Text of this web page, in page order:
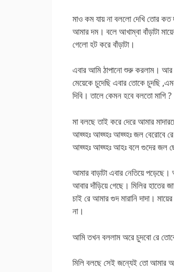
মাও কম যায় না বললো দেখি তোর
আমার দম। বলে আখাম্বা বাঁড়াটা
গেলো হট করে বাঁড়াটা।
এবার আমি ঠাপানো শুরু করলাম। আর
মেয়েকে চুদেছি এবার তোকে চুদছি
দিবি। তালে কেমন হবে বলতো মাগি ?
মা বলছে তাই করে দেরে আমার
আহ্হ্হঃ আহ্হ্হঃ আহ্হ্হঃ জল বেরোবে
আহ্হ্হঃ আহ্হ্হঃ আহঃ বলে গুদের জল
আমার বাড়াটা এবার নেতিয়ে পড়েছে।
আবার দাঁড়িয়ে গেছে। মিলির
চাই রে আমার গুদ মারানি দাদা।
না।
আমি তখন বললাম অরে চুদবো রে
মিলি বলছে সেই জন্যেই তো আমার